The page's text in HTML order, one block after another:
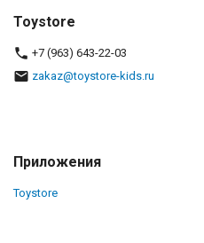
Toystore
+7 (963) 643-22-03
zakaz@toystore-kids.ru
Приложения
Toystore